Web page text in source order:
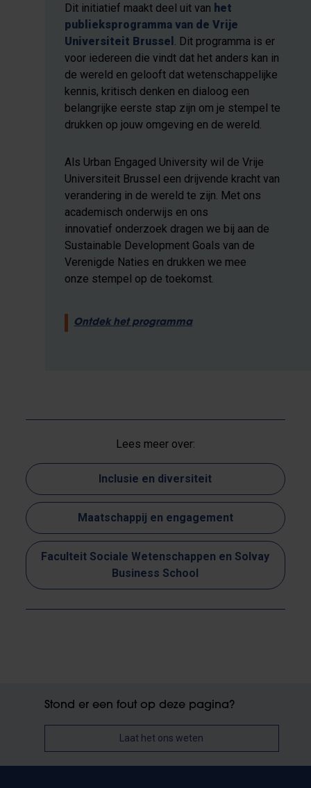
Dit initiatief maakt deel uit van het
publieksprogramma van de Vrije
Universiteit Brussel
. Dit programma is er
voor iedereen die vindt dat het anders kan in
de wereld en gelooft dat wetenschappelijke
kennis, kritisch denken en dialoog een
belangrijke eerste stap zijn om je stempel te
drukken op jouw omgeving en de wereld.
Als Urban Engaged University wil de Vrije
Universiteit Brussel een drijvende kracht van
verandering in de wereld te zijn. Met ons
academisch onderwijs en ons
innovatief onderzoek dragen we bij aan de
Sustainable Development Goals van de
Verenigde Naties en drukken we mee
onze stempel op de toekomst.
Ontdek het programma
Lees meer over:
Inclusie en diversiteit
Maatschappij en engagement
Faculteit Sociale Wetenschappen en Solvay
Business School
Stond er een fout op deze pagina?
Laat het ons weten